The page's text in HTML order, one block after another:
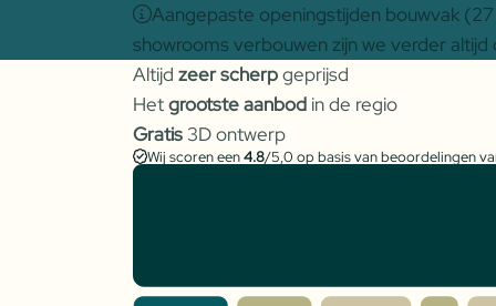
Aangepaste openingstijden bouwvak
showrooms verbouwen zijn we verder
Altijd zeer scherpgeprijsd
Hetgrootste aanbod in de regio
Gratis 3D ontwerp
Wij scoren een4.8/5,0 op basis van beoordelingen